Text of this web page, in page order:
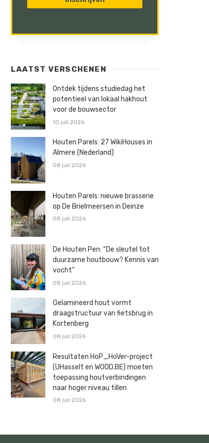
LAATST VERSCHENEN
Ontdek tijdens studiedag het
potentieel van lokaal hakhout
voor de bouwsector
10 juli 2026
Houten Parels: 27 WikiHouses in
Almere (Nederland)
08 juli 2026
Houten Parels: nieuwe brasserie
op De Brielmeersen in Deinze
08 juli 2026
De Houten Pen: “De sleutel tot
duurzame houtbouw? Kennis van
vocht”
08 juli 2026
Gelamineerd hout vormt
draagstructuur van fietsbrug in
Kortenberg
08 juli 2026
Resultaten HoP_HoVer-project
(UHasselt en WOOD.BE) moeten
toepassing houtverbindingen
naar hoger niveau tillen
08 juli 2026